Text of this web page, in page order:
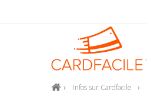
Infos sur Cardfacile